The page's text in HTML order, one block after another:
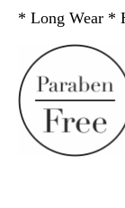
* Long Wear *